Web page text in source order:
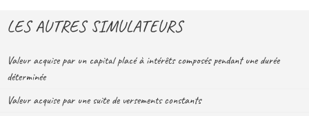
LES AUTRES SIMULATEURS
Valeur acquise par un capital placé à intérêts composés pendant une durée
déterminée
Valeur acquise par une suite de versements constants